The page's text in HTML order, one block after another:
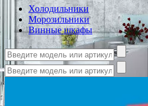
Холодильники
Морозильники
Винные шкафы